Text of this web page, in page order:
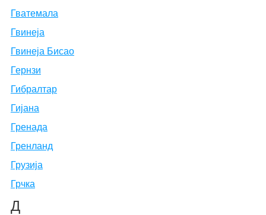
Гватемала
Гвинеја
Гвинеја Бисао
Гернзи
Гибралтар
Гијана
Гренада
Гренланд
Грузија
Грчка
Д